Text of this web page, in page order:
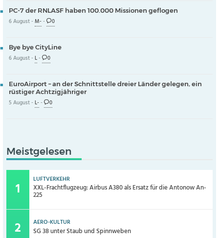
PC-7 der RNLASF haben 100.000 Missionen geflogen
6 August -M-- 0
Bye bye CityLine
6 August -L- 0
EuroAirport – an der Schnittstelle dreier Länder gelegen, ein
rüstiger Achtzigjähriger
5 August -L-- 0
Meistgelesen
LUFTVERKEHR
XXL-Frachtflugzeug: Airbus A380 als Ersatz für die Antonow An-
225
AERO-KULTUR
SG 38 unter Staub und Spinnweben